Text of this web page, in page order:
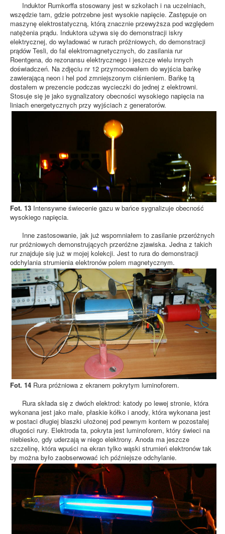
Induktor Rumkorffa stosowany jest w szkołach i na uczelniach,
wszędzie tam, gdzie potrzebne jest wysokie napięcie. Zastępuje on
maszynę elektrostatyczną, którą znacznie przewyższa pod względem
natężenia prądu. Induktora używa się do demonstracji iskry
elektrycznej, do wyładować w rurach próżniowych, do demonstracji
prądów Tesli, do fal elektromagnetycznych, do zasilania rur
Roentgena, do rezonansu elektrycznego i jeszcze wielu innych
doświadczeń. Na zdjęciu nr 12 przymocowałem do wyjścia bańkę
zawierającą neon i hel pod zmniejszonym ciśnieniem. Bańkę tą
dostałem w prezencie podczas wycieczki do jednej z elektrowni.
Stosuje się je jako sygnalizatory obecności wysokiego napięcia na
liniach energetycznych przy wyjściach z generatorów.
Fot. 13 Intensywne świecenie gazu w bańce sygnalizuje obecność
wysokiego napięcia.
Inne zastosowanie, jak już wspomniałem to zasilanie przeróżnych
rur próżniowych demonstrujących przeróżne zjawiska. Jedna z takich
rur znajduje się już w mojej kolekcji. Jest to rura do demonstracji
odchylania strumienia elektronów polem magnetycznym.
Fot. 14 Rura próżniowa z ekranem pokrytym luminoforem.
Rura składa się z dwóch elektrod: katody po lewej stronie, która
wykonana jest jako małe, płaskie kółko i anody, która wykonana jest
w postaci długiej blaszki ułożonej pod pewnym kontem w pozostałej
długości rury. Elektroda ta, pokryta jest luminoforem, który świeci na
niebiesko, gdy uderzają w niego elektrony. Anoda ma jeszcze
szczelinę, która wpuści na ekran tylko wąski strumień elektronów tak
by można było zaobserwować ich późniejsze odchylanie.